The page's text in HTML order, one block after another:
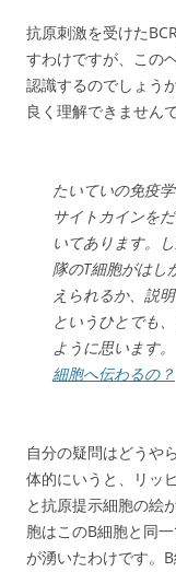
抗原刺激を受けた
すわけですが、この
認識するのでしょう
良く理解できません
たいていの免疫
サイトカインを
いてあります。
隊のT細胞がはし
えられるか、説
というひとでも
ように思います
細胞へ伝わるの？
自分の疑問はどうや
体的にいうと、リッ
と抗原提示細胞の絵
胞はこのB細胞と同
が湧いたわけです。